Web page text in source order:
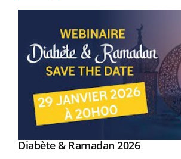
Youtube
Diabète & Ramadan 2026Youtube